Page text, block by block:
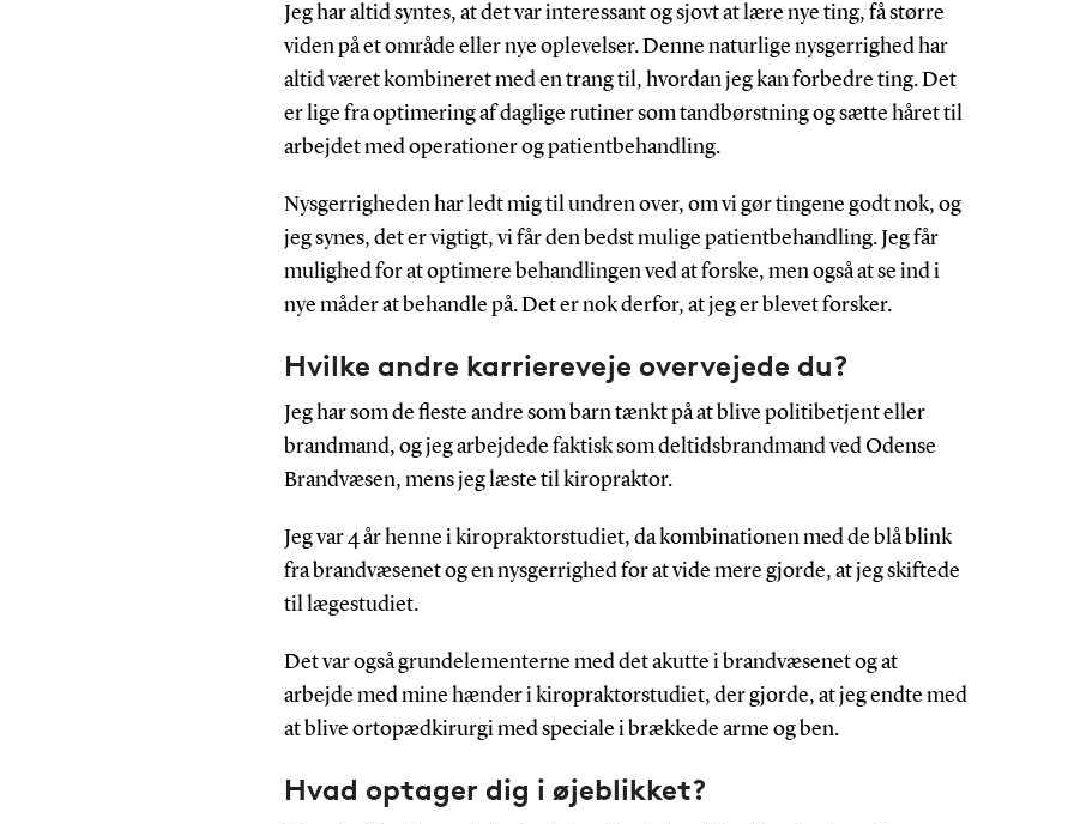
Jeg har altid syntes, at det var interessant og sjovt at lære nye ting, få større
viden på et område eller nye oplevelser. Denne naturlige nysgerrighed har
altid været kombineret med en trang til, hvordan jeg kan forbedre ting. Det
er lige fra optimering af daglige rutiner som tandbørstning og sætte håret til
arbejdet med operationer og patientbehandling.
Nysgerrigheden har ledt mig til undren over, om vi gør tingene godt nok, og
jeg synes, det er vigtigt, vi får den bedst mulige patientbehandling. Jeg får
mulighed for at optimere behandlingen ved at forske, men også at se ind i
nye måder at behandle på. Det er nok derfor, at jeg er blevet forsker.
Hvilke andre karriereveje overvejede du?
Jeg har som de fleste andre som barn tænkt på at blive politibetjent eller
brandmand, og jeg arbejdede faktisk som deltidsbrandmand ved Odense
Brandvæsen, mens jeg læste til kiropraktor.
Jeg var 4 år henne i kiropraktorstudiet, da kombinationen med de blå blink
fra brandvæsenet og en nysgerrighed for at vide mere gjorde, at jeg skiftede
til lægestudiet.
Det var også grundelementerne med det akutte i brandvæsenet og at
arbejde med mine hænder i kiropraktorstudiet, der gjorde, at jeg endte med
at blive ortopædkirurgi med speciale i brækkede arme og ben.
Hvad optager dig i øjeblikket?